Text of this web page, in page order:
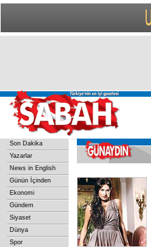
Son Dakika
Yazarlar
News in English
Günün İçinden
Ekonomi
Gündem
Siyaset
Dünya
Spor